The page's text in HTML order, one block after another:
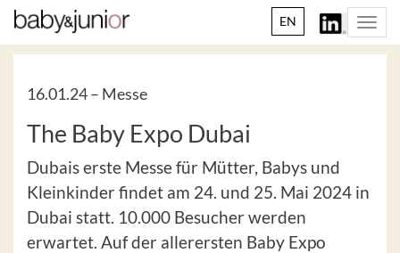
EN
16.01.24 – Messe
The Baby Expo Dubai
Dubais erste Messe für Mütter, Babys und
Kleinkinder findet am 24. und 25. Mai 2024 in
Dubai statt. 10.000 Besucher werden
erwartet. Auf der allerersten Baby Expo